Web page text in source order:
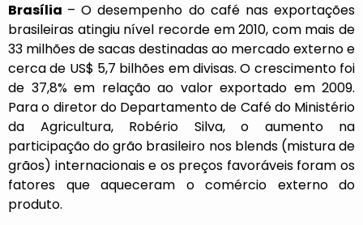
Brasília – O desempenho do café nas exportações
brasileiras atingiu nível recorde em 2010, com mais de
33 milhões de sacas destinadas ao mercado externo e
cerca de US$ 5,7 bilhões em divisas. O crescimento foi
de 37,8% em relação ao valor exportado em 2009.
Para o diretor do Departamento de Café do Ministério
da Agricultura, Robério Silva, o aumento na
participação do grão brasileiro nos blends (mistura de
grãos) internacionais e os preços favoráveis foram os
fatores que aqueceram o comércio externo do
produto.